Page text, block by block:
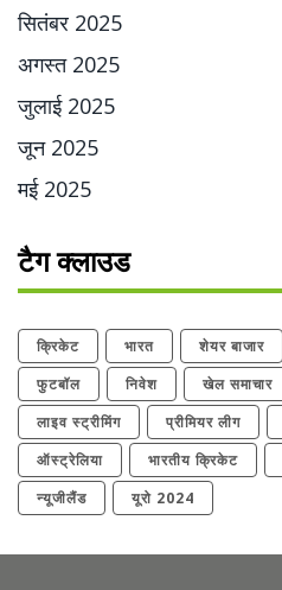
सितंबर 2025
अगस्त 2025
जुलाई 2025
जून 2025
मई 2025
टैग क्लाउड
क्रिकेट भारत शेयर बाजार
फुटबॉल
निवेश खेल समाचार
लाइव स्ट्रीमिंग
प्रीमियर लीग
ऑस्ट्रेलिया
भारतीय क्रिकेट
न्यूजीलैंड
यूरो 2024